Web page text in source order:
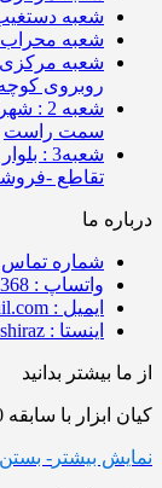
شعبه
شعبه محراب :
شعبه مرکزی
روبروی کوچه 11 جنب کیان
سمت راست
شعبه3
تقاطع -
درباره ما
شماره تماس :
واتساپ : 09014442368
ایمیل : javad.kiani6820@gmail.com
اینستا : kianabzar.shiraz
از ما بیشتر بدانید
کیان ابزار با سابقه 10 ساله
نمایش بیشتر - بستن